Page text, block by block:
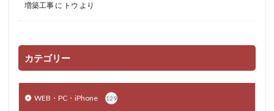
増築工事 に トウ より
カテゴリー
WEB・PC・iPhone 129